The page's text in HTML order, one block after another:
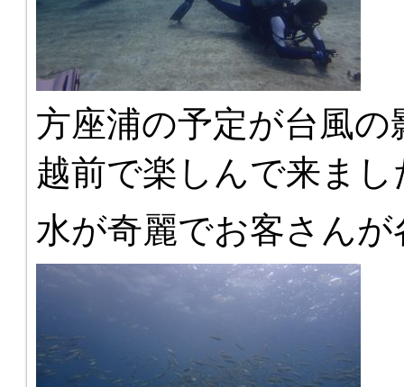
方座浦の予定が台風
越前で楽しんで来まし
水が奇麗でお客さん